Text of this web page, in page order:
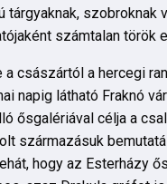
tárgyaknak,
számtalan török
császártól a hercegi
napig látható Fraknó
ősgalériával célja a
származásuk
hogy az Esterházy